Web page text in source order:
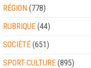
RÉGION (778)
RUBRIQUE (44)
SOCIÉTÉ (651)
SPORT-CULTURE (895)